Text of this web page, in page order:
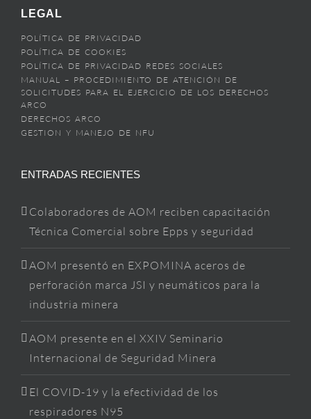
LEGAL
POLÍTICA DE PRIVACIDAD
POLÍTICA DE COOKIES
POLÍTICA DE PRIVACIDAD REDES SOCIALES
MANUAL – PROCEDIMIENTO DE ATENCIÓN DE
SOLICITUDES PARA EL EJERCICIO DE LOS DERECHOS
ARCO
DERECHOS ARCO
GESTION Y MANEJO DE NFU
ENTRADAS RECIENTES
Colaboradores de AOM reciben capacitación
Técnica Comercial sobre Epps y seguridad
AOM presentó en EXPOMINA aceros de
perforación marca JSI y neumáticos para la
industria minera
AOM presente en el XXIV Seminario
Internacional de Seguridad Minera
El COVID-19 y la efectividad de los
respiradores N95